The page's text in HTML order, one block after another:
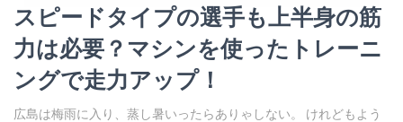
スピードタイプの選手も上半身の筋
力は必要？マシンを使ったトレーニ
ングで走力アップ！
広島は梅雨に入り、蒸し暑いったらありゃしない。 けれどもよう